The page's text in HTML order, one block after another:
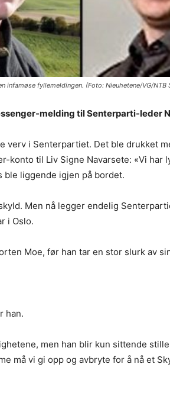
infamøse fyllemeldingen. (Foto: Nieuhetene/VG/NTB
melding til Senterparti-leder
verv i Senterpartiet. Det ble drukket
til Liv Signe Navarsete: «Vi har
liggende igjen på bordet.
Men nå legger endelig
i Oslo.
Moe, før han tar en stor slurk av
han.
men han blir kun sittende
må vi gi opp og avbryte for å nå et